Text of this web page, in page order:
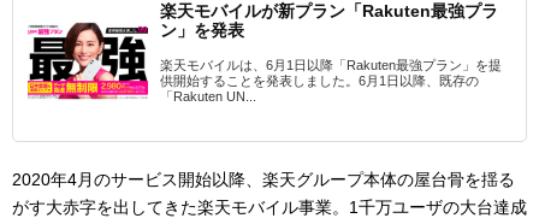
楽天モバイルが新プラン「Rakuten最強プラ
ン」を発表
楽天モバイルは、6月1日以降「Rakuten最強プラン」を提
供開始することを発表しました。6月1日以降、既存の
「Rakuten UN...
2020年4月のサービス開始以降、楽天グループ本体の屋台骨を揺る
がす大赤字を出してきた楽天モバイル事業。1千万ユーザの大台達成